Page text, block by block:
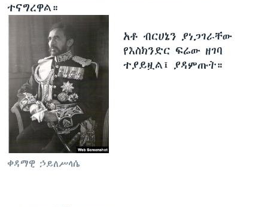
ተናግረዋል።
ቀዳማዊ ኃይለሥላሴ
አቶ ብርሀኔን ያነጋገራቸው
የእስክንድር ፍሬው ዘገባ
ተያይዟል፤ ያዳምጡት።